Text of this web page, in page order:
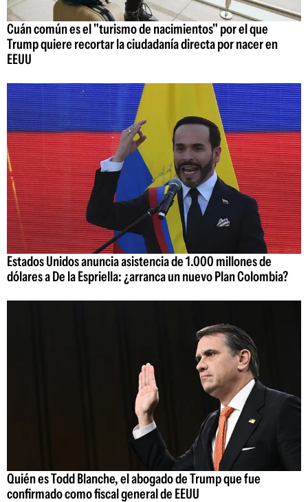
Cuán común es el "turismo de nacimientos" por el que
Trump quiere recortar la ciudadanía directa por nacer en
EEUU
Estados Unidos anuncia asistencia de 1.000 millones de
dólares a De la Espriella: ¿arranca un nuevo Plan Colombia?
Quién es Todd Blanche, el abogado de Trump que fue
confirmado como fiscal general de EEUU